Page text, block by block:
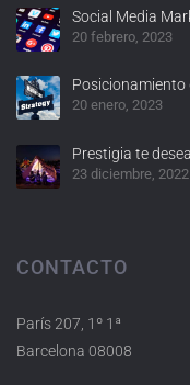
Social Media
20 febrero, 2023
Posicionamiento
20 enero, 2023
Prestigia te
23 diciembre, 2022
CONTACTO
París 207, 1º 1ª
Barcelona 08008